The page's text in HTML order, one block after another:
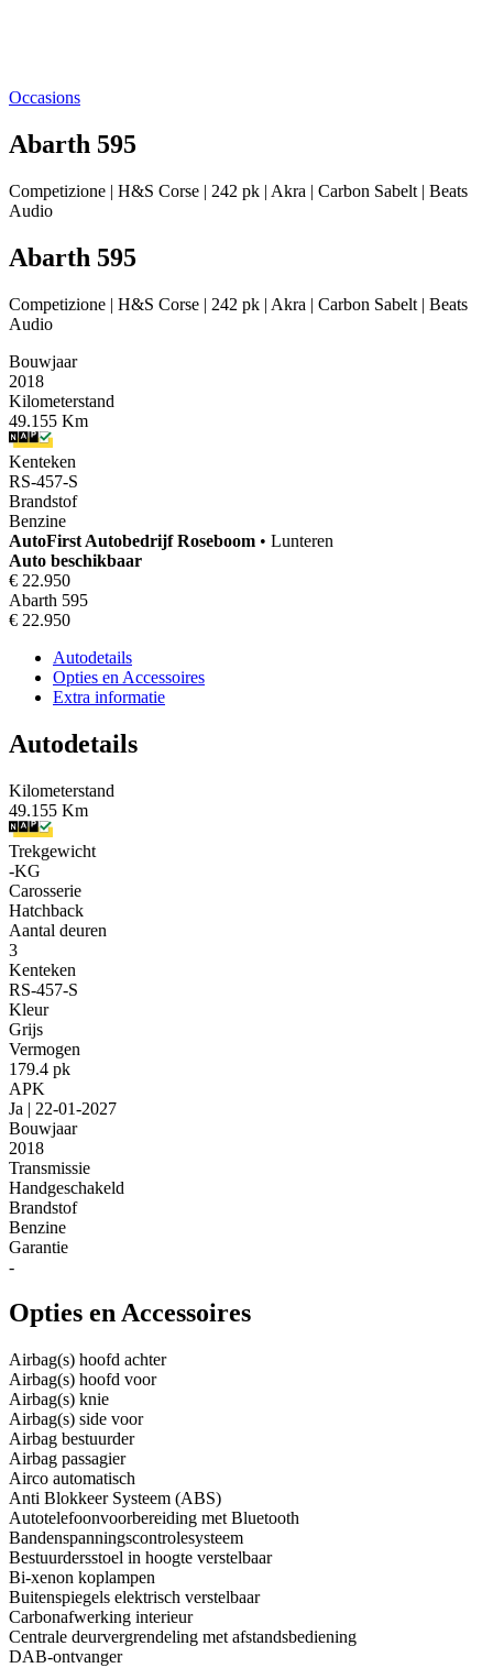
Occasions
Abarth 595
Competizione | H&S Corse | 242 pk | Akra | Carbon Sabelt | Beats
Audio
Abarth 595
Competizione | H&S Corse | 242 pk | Akra | Carbon Sabelt | Beats
Audio
Bouwjaar
2018
Kilometerstand
49.155 Km
Kenteken
RS-457-S
Brandstof
Benzine
AutoFirst Autobedrijf Roseboom • Lunteren
Auto beschikbaar
€ 22.950
Abarth 595
€ 22.950
Autodetails
Opties en Accessoires
Extra informatie
Autodetails
Kilometerstand
49.155 Km
Trekgewicht
-KG
Carosserie
Hatchback
Aantal deuren
3
Kenteken
RS-457-S
Kleur
Grijs
Vermogen
179.4 pk
APK
Ja | 22-01-2027
Bouwjaar
2018
Transmissie
Handgeschakeld
Brandstof
Benzine
Garantie
-
Opties en Accessoires
Airbag(s) hoofd achter
Airbag(s) hoofd voor
Airbag(s) knie
Airbag(s) side voor
Airbag bestuurder
Airbag passagier
Airco automatisch
Anti Blokkeer Systeem (ABS)
Autotelefoonvoorbereiding met Bluetooth
Bandenspanningscontrolesysteem
Bestuurdersstoel in hoogte verstelbaar
Bi-xenon koplampen
Buitenspiegels elektrisch verstelbaar
Carbonafwerking interieur
Centrale deurvergrendeling met afstandsbediening
DAB-ontvanger